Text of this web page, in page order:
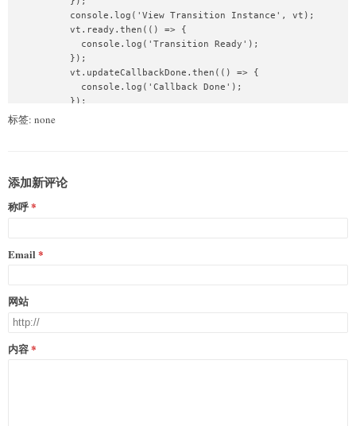
          console.log('View Transition Instance', vt);
          vt.ready.then(() => {
            console.log('Transition Ready');
          });
          vt.updateCallbackDone.then(() => {
            console.log('Callback Done');
          });
          vt.finished.then(() => {
        }
      });
    }
    html,
      height: 100%;
      display: flex;
      flex-direction: column;
      align-items: center;
标签: none
添加新评论
称呼
Email
网站
内容